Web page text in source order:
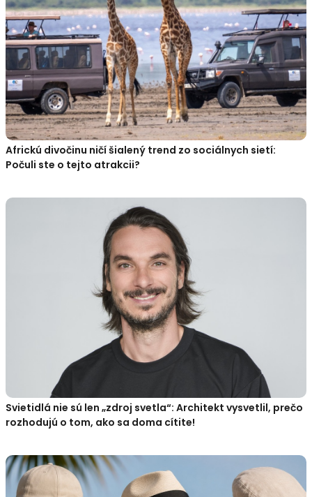
Africkú divočinu ničí šialený trend zo sociálnych sietí:
Počuli ste o tejto atrakcii?
Svietidlá nie sú len „zdroj svetla“: Architekt vysvetlil, prečo
rozhodujú o tom, ako sa doma cítite!